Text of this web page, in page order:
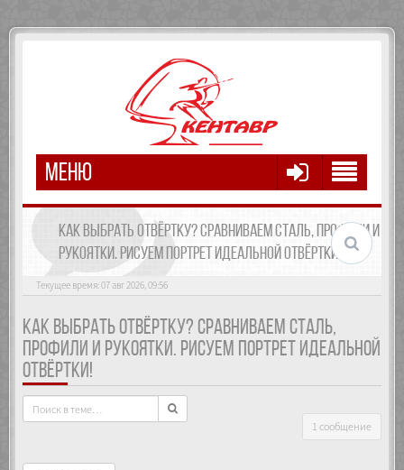
МЕНЮ
КАК ВЫБРАТЬ ОТВЁРТКУ? СРАВНИВАЕМ СТАЛЬ, ПРОФИЛИ И
РУКОЯТКИ. РИСУЕМ ПОРТРЕТ ИДЕАЛЬНОЙ ОТВЁРТКИ!
Текущее время: 07 авг 2026, 09:56
КАК ВЫБРАТЬ ОТВЁРТКУ? СРАВНИВАЕМ СТАЛЬ,
ПРОФИЛИ И РУКОЯТКИ. РИСУЕМ ПОРТРЕТ ИДЕАЛЬНОЙ
ОТВЁРТКИ!
1 сообщение